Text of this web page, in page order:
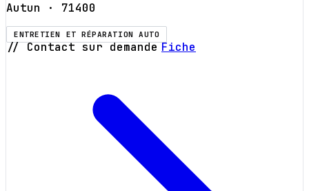
Autun · 71400
ENTRETIEN ET RÉPARATION AUTO
// Contact sur demande Fiche